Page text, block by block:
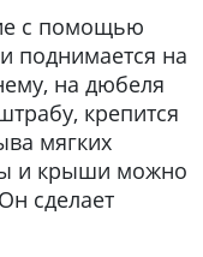
с помощью
поднимается на
на дюбеля
крепится
мягких
и крыши можно
сделает